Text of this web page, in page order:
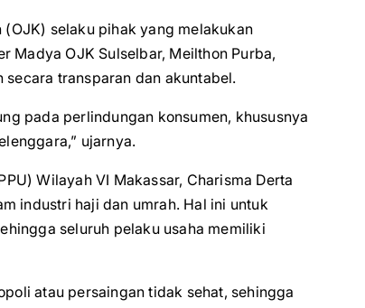
selaku pihak yang melakukan
Madya OJK Sulselbar, Meilthon Purba,
transparan dan akuntabel.
pada perlindungan konsumen, khususnya
ujarnya.
Wilayah VI Makassar, Charisma Derta
industri haji dan umrah. Hal ini untuk
seluruh pelaku usaha memiliki
atau persaingan tidak sehat, sehingga